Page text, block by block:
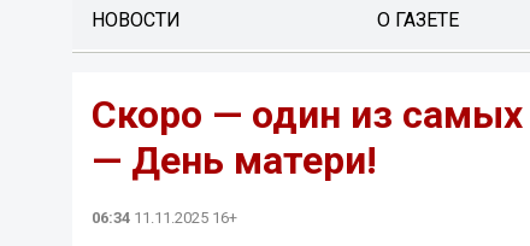
НОВОСТИ О ГАЗЕТЕ
Скоро — один из
— День матери!
06:34 11.11.2025 16+